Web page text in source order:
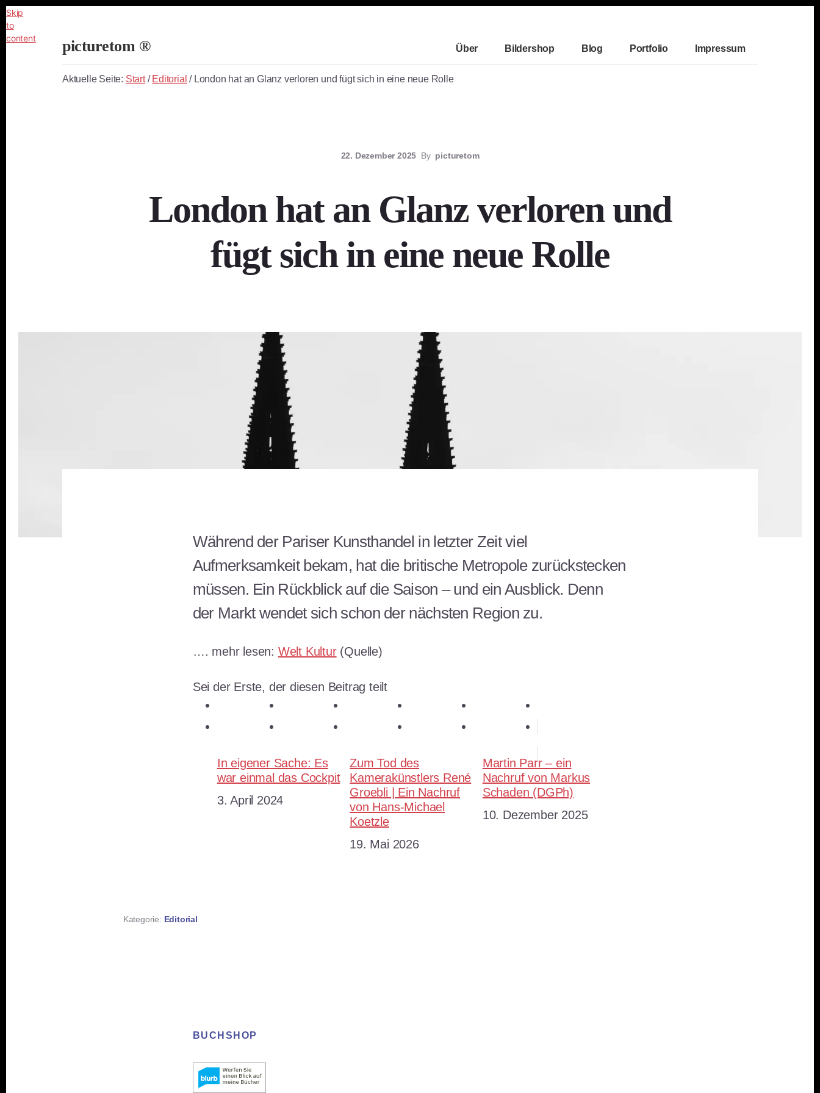
Skip
to
content
picturetom ®
Fine
Über Bildershop Blog Portfolio Impressum
Aktuelle Seite: Start / Editorial /London hat an Glanz verloren und fügt sich in eine neue Rolle
22. Dezember 2025 By picturetom
London hat an Glanz verloren und
fügt sich in eine neue Rolle
Während der Pariser Kunsthandel in letzter Zeit viel
Aufmerksamkeit bekam, hat die britische Metropole zurückstecken
müssen. Ein Rückblick auf die Saison – und ein Ausblick. Denn
der Markt wendet sich schon der nächsten Region zu.
…. mehr lesen: Welt Kultur(Quelle)
Sei der Erste, der diesen Beitrag teilt
In eigener Sache: Es
war einmal das Cockpit
Datum
3. April 2024
Zum Tod des
Kamerakünstlers René
Groebli | Ein Nachruf
von Hans-Michael
Koetzle
Datum
19. Mai 2026
Martin Parr – ein
Nachruf von Markus
Schaden (DGPh)
Datum
10. Dezember 2025
Kategorie: Editorial
BUCHSHOP